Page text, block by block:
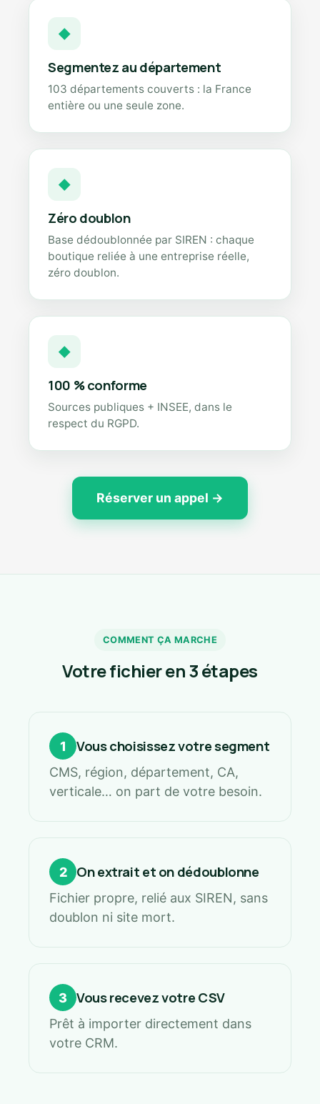
◆
Segmentez au département
103 départements couverts : la France
entière ou une seule zone.
◆
Zéro doublon
Base dédoublonnée par SIREN : chaque
boutique reliée à une entreprise réelle,
zéro doublon.
◆
100 % conforme
Sources publiques + INSEE, dans le
respect du RGPD.
Réserver un appel →
COMMENT ÇA MARCHE
Votre fichier en 3 étapes
1 Vous choisissez votre segment
CMS, région, département, CA,
verticale… on part de votre besoin.
2 On extrait et on dédoublonne
Fichier propre, relié aux SIREN, sans
doublon ni site mort.
3 Vous recevez votre CSV
Prêt à importer directement dans
votre CRM.